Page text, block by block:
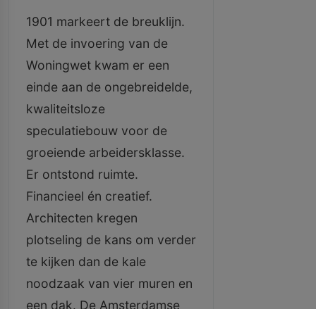
1901 markeert de breuklijn.
Met de invoering van de
Woningwet kwam er een
einde aan de ongebreidelde,
kwaliteitsloze
speculatiebouw voor de
groeiende arbeidersklasse.
Er ontstond ruimte.
Financieel én creatief.
Architecten kregen
plotseling de kans om verder
te kijken dan de kale
noodzaak van vier muren en
een dak. De Amsterdamse